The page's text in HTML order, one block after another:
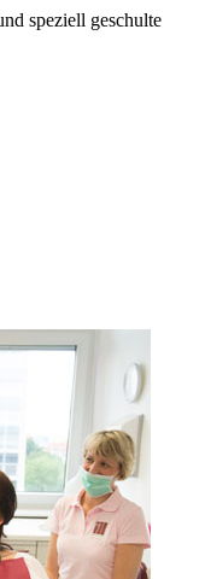
speziell geschulte